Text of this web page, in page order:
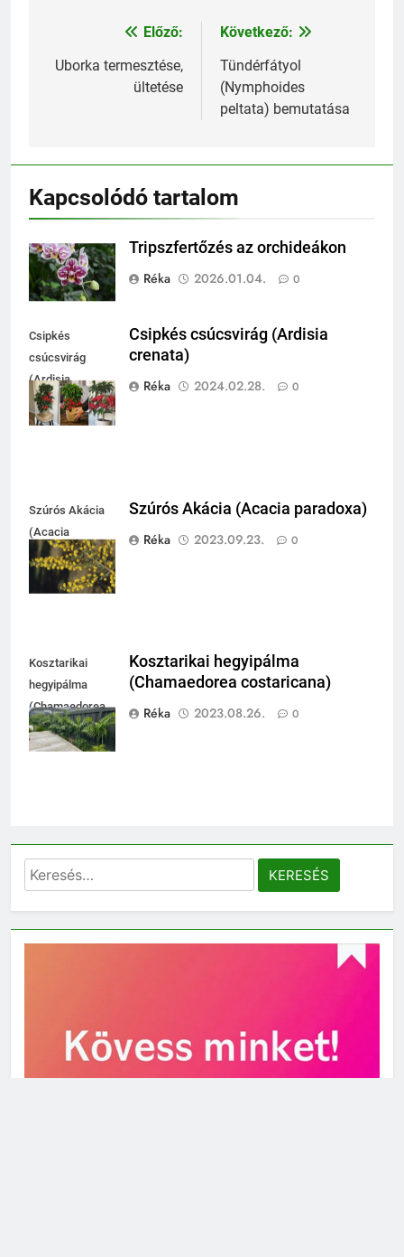
Bejegyzés
navigáció
Előző:
Uborka termesztése,
ültetése
Következő:
Tündérfátyol
(Nymphoides
peltata) bemutatása
Kapcsolódó tartalom
Tripszfertőzés az orchideákon
Réka
2026.01.04. 0
Csipkés
csúcsvirág
(Ardisia
crenata)
Csipkés csúcsvirág (Ardisia
crenata)
Réka
2024.02.28. 0
Szúrós Akácia
(Acacia
paradoxa)
Szúrós Akácia (Acacia paradoxa)
Réka
2023.09.23. 0
Kosztarikai
hegyipálma
(Chamaedorea
costaricana)
Kosztarikai hegyipálma
(Chamaedorea costaricana)
Réka
2023.08.26. 0
Keresés: